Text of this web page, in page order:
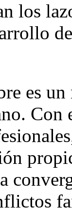
los
es
Con